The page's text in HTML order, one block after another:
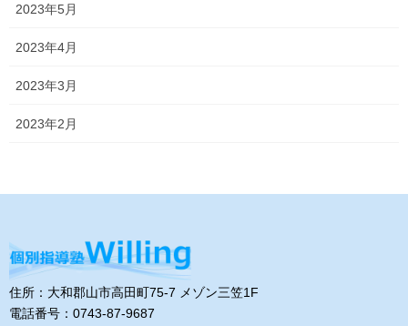
2023年5月
2023年4月
2023年3月
2023年2月
住所：大和郡山市高田町75-7 メゾン三笠1F
電話番号：0743-87-9687